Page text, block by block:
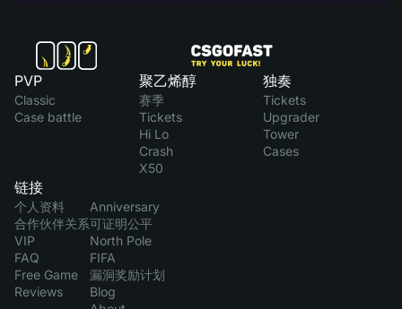
PVP
Classic
Case battle
聚乙烯醇
赛季
Tickets
Hi Lo
Crash
X50
独奏
Tickets
Upgrader
Tower
Cases
链接
个人资料
合作伙伴关系
VIP
FAQ
Free Game
Reviews
Anniversary
可证明公平
North Pole
FIFA
漏洞奖励计划
Blog